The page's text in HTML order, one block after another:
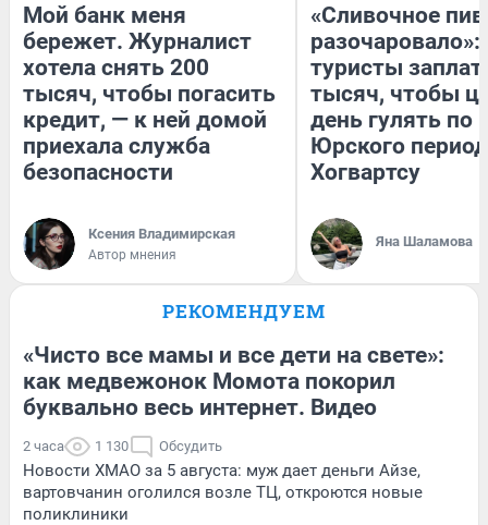
Мой банк меня
бережет. Журналист
хотела снять 200
тысяч, чтобы погасить
кредит, — к ней домой
приехала служба
безопасности
Ксения Владимирская
Автор мнения
«Сливочное
разочаровало»:
туристы
тысяч, чтобы
день гулять по
Юрского
Хогвартсу
Яна Шаламова
РЕКОМЕНДУЕМ
«Чисто все мамы и все дети на свете»:
как медвежонок Момота покорил
буквально весь интернет. Видео
2 часа 1 130 Обсудить
Новости ХМАО за 5 августа: муж дает деньги Айзе,
вартовчанин оголился возле ТЦ, откроются новые
поликлиники